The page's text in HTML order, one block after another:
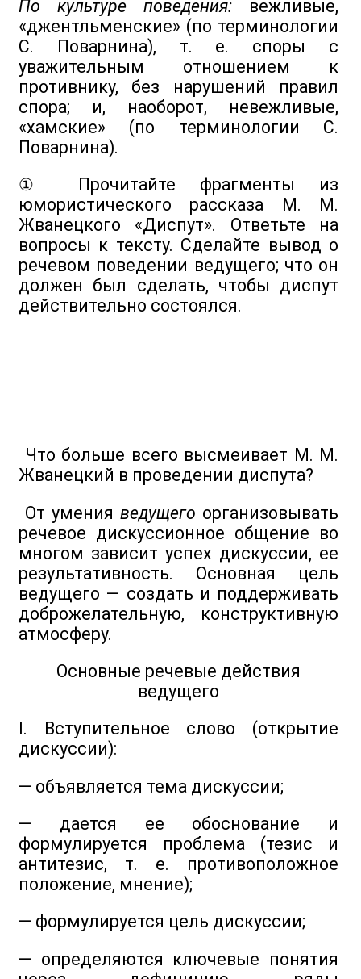
По культуре поведения: вежливые,
«джентльменские» (по терминологии
С. Поварнина), т. е. споры с
уважительным отношением к
противнику, без нарушений правил
спора; и, наоборот, невежливые,
«хамские» (по терминологии С.
Поварнина).
① Прочитайте фрагменты из
юмористического рассказа М. М.
Жванецкого «Диспут». Ответьте на
вопросы к тексту. Сделайте вывод о
речевом поведении ведущего; что он
должен был сделать, чтобы диспут
действительно состоялся.
Что больше всего высмеивает М. М.
Жванецкий в проведении диспута?
От умения ведущего организовывать
речевое дискуссионное общение во
многом зависит успех дискуссии, ее
результативность. Основная цель
ведущего — создать и поддерживать
доброжелательную, конструктивную
атмосферу.
Основные речевые действия
ведущего
I. Вступительное слово (открытие
дискуссии):
— объявляется тема дискуссии;
— дается ее обоснование и
формулируется проблема (тезис и
антитезис, т. е. противоположное
положение, мнение);
— формулируется цель дискуссии;
— определяются ключевые понятия